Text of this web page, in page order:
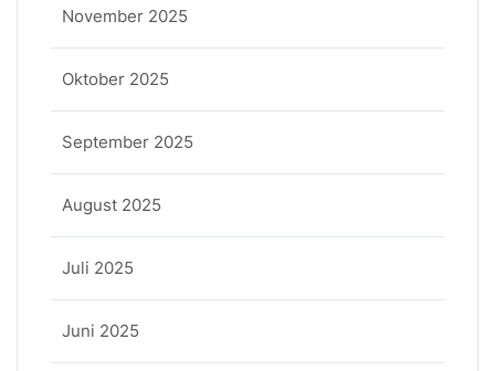
November 2025
Oktober 2025
September 2025
August 2025
Juli 2025
Juni 2025